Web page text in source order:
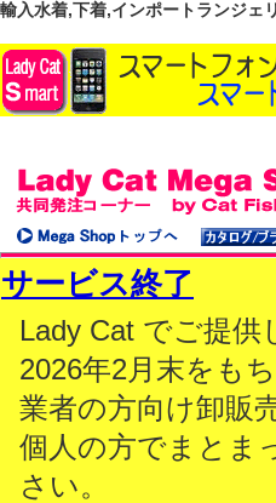
輸入水着,下着,インポートランジェ
サービス終了
Lady Cat でご提
2026年2月末をも
業者の方向け卸販
個人の方でまとま
さい。